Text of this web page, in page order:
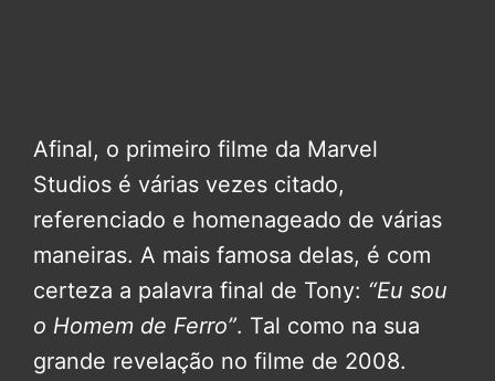
Afinal, o primeiro filme da Marvel
Studios é várias vezes citado,
referenciado e homenageado de várias
maneiras. A mais famosa delas, é com
certeza a palavra final de Tony: “Eu sou
o Homem de Ferro”. Tal como na sua
grande revelação no filme de 2008.